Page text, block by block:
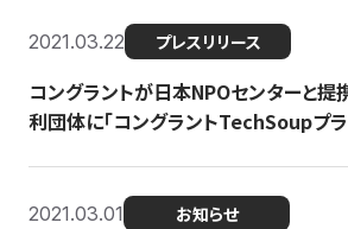
2021.03.22 プレスリリース
コングラントが日本NPOセンターと提
利団体に「コングラントTechSoupプ
2021.03.01 お知らせ